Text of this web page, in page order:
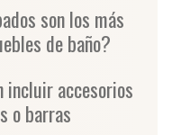
son los más
de baño?
incluir accesorios
o barras